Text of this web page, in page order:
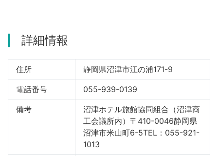
河津町
詳細情報
住所 静岡県沼津市江の浦171-9
電話番号 055-939-0139
備考
沼津ホテル旅館協同組合（沼津商
工会議所内）〒410-0046静岡県
沼津市米山町6-5TEL：055-921-
1013